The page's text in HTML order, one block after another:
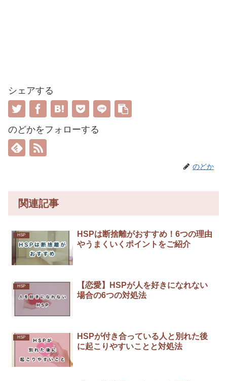
シェアする
のどかをフォローする
のどか
関連記事
HSP
HSPは断捨離がおすすめ！6つの理由
やうまくいくポイントをご紹介
HSP
【恋愛】HSPが人を好きになれない
場合の6つの対処法
HSP
HSPが付き合っている人と別れた後
に起こりやすいことと対処法